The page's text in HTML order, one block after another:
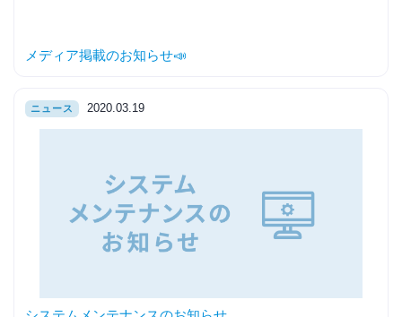
メディア掲載のお知らせ📣
ニュース 2020.03.19